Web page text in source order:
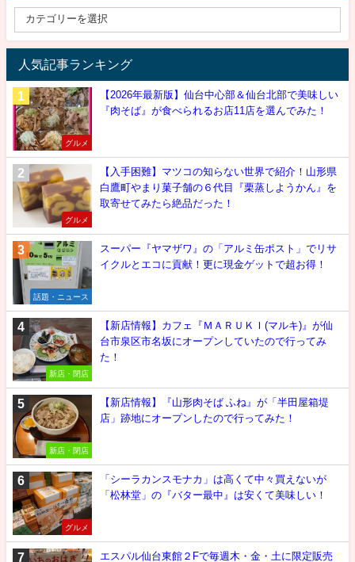
人気記事ランキング
グルメ
【2026年最新版】仙台中心部＆仙台北部で美味しい
『肉そば』が食べられるお店11店を選んでみた！
グルメ
【入手困難】マツコの知らない世界で紹介！山形県
白鷹町やまり菓子舗の６代目『栗蒸しようかん』を
取寄せてみたら絶品だった！
話題・ニュース
スーパー『ヤマザワ』の「アルミ缶ポスト」でリサ
イクルとエコに貢献！更に現金ゲットで超お得！
新店・閉店
【新店情報】カフェ『ＭＡＲＵＫＩ(マルキ)』が仙
台市泉区市名坂にオープンしていたので行ってみ
た！
新店・閉店
【新店情報】『山形肉そば ふね』が「半田屋箱堤
店」跡地にオープンしたので行ってみた！
グルメ
「シーラカンスモナカ」は高くて中々買えないが
「松林堂」の『バター最中』は安くて美味しい！
エスパル仙台東館２Fで毎週木・金・土に限定販売